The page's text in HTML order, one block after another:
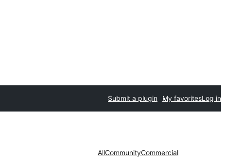
Submit a plugin My favoritesLog in
AllCommunityCommercial